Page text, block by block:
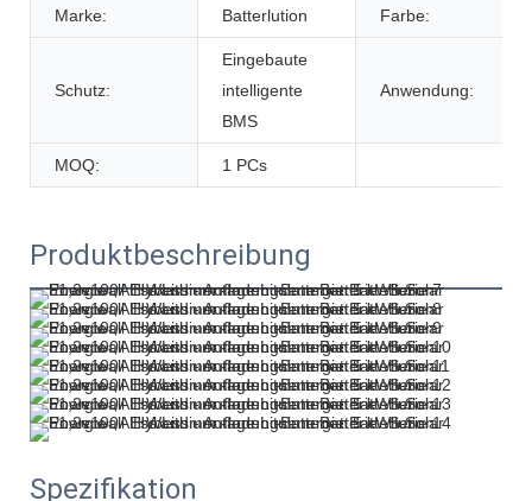
Marke: Batterlution Farbe:
Schutz:
Eingebaute
intelligente
BMS
Anwendung:
MOQ: 1 PCs
Produktbeschreibung
Spezifikation